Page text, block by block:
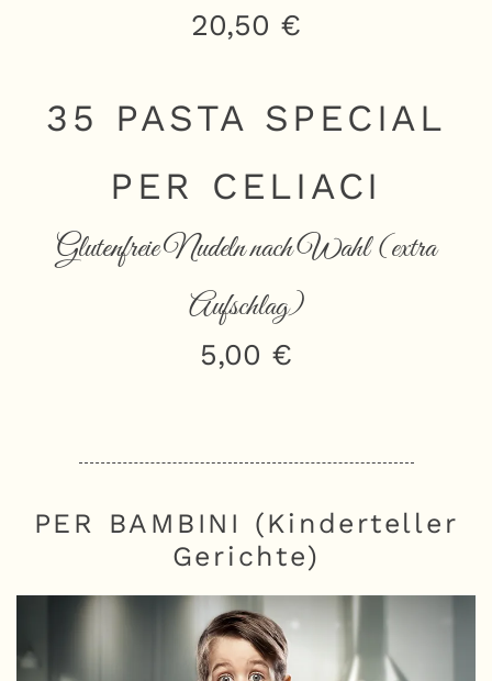
20,50 €
35 PASTA SPECIAL
PER CELIACI
Glutenfreie Nudeln nach Wahl (extra
Aufschlag)
5,00 €
PER BAMBINI (Kinderteller
Gerichte)